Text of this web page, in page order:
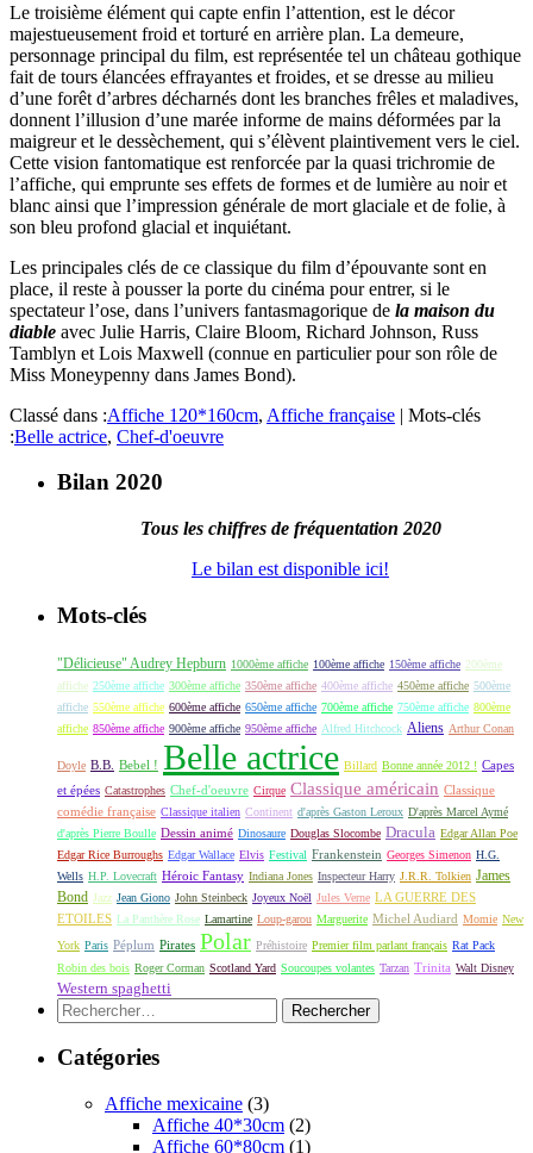
Le troisième élément qui capte enfin l’attention, est le décor
majestueusement froid et torturé en arrière plan. La demeure,
personnage principal du film, est représentée tel un château gothique
fait de tours élancées effrayantes et froides, et se dresse au milieu
d’une forêt d’arbres décharnés dont les branches frêles et maladives,
donnent l’illusion d’une marée informe de mains déformées par la
maigreur et le dessèchement, qui s’élèvent plaintivement vers le ciel.
Cette vision fantomatique est renforcée par la quasi trichromie de
l’affiche, qui emprunte ses effets de formes et de lumière au noir et
blanc ainsi que l’impression générale de mort glaciale et de folie, à
son bleu profond glacial et inquiétant.
Les principales clés de ce classique du film d’épouvante sont en
place, il reste à pousser la porte du cinéma pour entrer, si le
spectateur l’ose, dans l’univers fantasmagorique de la maison du
diable avec Julie Harris, Claire Bloom, Richard Johnson, Russ
Tamblyn et Lois Maxwell (connue en particulier pour son rôle de
Miss Moneypenny dans James Bond).
Classé dans :Affiche 120*160cm, Affiche française | Mots-clés
:Belle actrice, Chef-d'oeuvre
Bilan 2020
Tous les chiffres de fréquentation 2020
Le bilan est disponible ici!
Mots-clés
"Délicieuse" Audrey Hepburn 1000ème affiche 100ème affiche 150ème affiche 200ème
affiche 250ème affiche 300ème affiche 350ème affiche 400ème affiche 450ème affiche 500ème
affiche 550ème affiche 600ème affiche 650ème affiche 700ème affiche 750ème affiche 800ème
affiche 850ème affiche 900ème affiche 950ème affiche Alfred Hitchcock Aliens Arthur Conan
Doyle B.B. Bebel ! Belle actrice Billard Bonne année 2012 ! Capes
et épées Catastrophes Chef-d'oeuvre Cirque Classique américain Classique
comédie française Classique italien Continent d'après Gaston Leroux D'après Marcel Aymé
d'après Pierre Boulle Dessin animé Dinosaure Douglas Slocombe Dracula Edgar Allan Poe
Edgar Rice Burroughs Edgar Wallace Elvis Festival Frankenstein Georges Simenon H.G.
Wells H.P. Lovecraft Héroic Fantasy Indiana Jones Inspecteur Harry J.R.R. Tolkien James
Bond Jazz Jean Giono John Steinbeck Joyeux Noël Jules Verne LA GUERRE DES
ETOILES La Panthère Rose Lamartine Loup-garou Marguerite Michel Audiard Momie New
York Paris Péplum Pirates Polar Préhistoire Premier film parlant français Rat Pack
Robin des bois Roger Corman Scotland Yard Soucoupes volantes Tarzan Trinita Walt Disney
Western spaghetti
Rechercher :
Catégories
Affiche mexicaine (3)
Affiche 40*30cm (2)
Affiche 60*80cm (1)